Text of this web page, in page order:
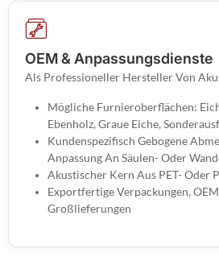
OEM & Anpassungsdienste
Als Professioneller Hersteller Von
Mögliche Furnieroberflächen:
Ebenholz, Graue Eiche,
Kundenspezifisch Gebogene
Anpassung An Säulen- Oder
Akustischer Kern Aus PET- Oder
Exportfertige Verpackungen,
Großlieferungen